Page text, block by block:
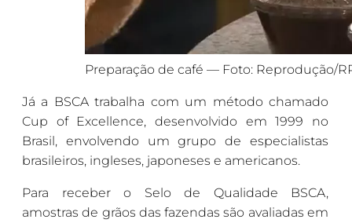
Preparação de café — Foto: Reprodução/
Já a BSCA trabalha com um método chamado
Cup of Excellence, desenvolvido em 1999 no
Brasil, envolvendo um grupo de especialistas
brasileiros, ingleses, japoneses e americanos.
Para receber o Selo de Qualidade BSCA,
amostras de grãos das fazendas são avaliadas em